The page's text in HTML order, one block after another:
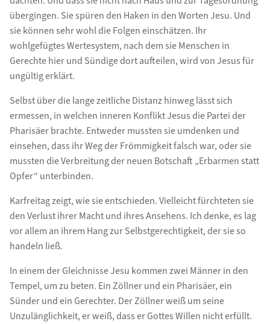
übergingen. Sie spüren den Haken in den Worten Jesu. Und
sie können sehr wohl die Folgen einschätzen. Ihr
wohlgefügtes Wertesystem, nach dem sie Menschen in
Gerechte hier und Sündige dort aufteilen, wird von Jesus für
ungültig erklärt.
Selbst über die lange zeitliche Distanz hinweg lässt sich
ermessen, in welchen inneren Konflikt Jesus die Partei der
Pharisäer brachte. Entweder mussten sie umdenken und
einsehen, dass ihr Weg der Frömmigkeit falsch war, oder sie
mussten die Verbreitung der neuen Botschaft „Erbarmen statt
Opfer“ unterbinden.
Karfreitag zeigt, wie sie entschieden. Vielleicht fürchteten sie
den Verlust ihrer Macht und ihres Ansehens. Ich denke, es lag
vor allem an ihrem Hang zur Selbstgerechtigkeit, der sie so
handeln ließ.
In einem der Gleichnisse Jesu kommen zwei Männer in den
Tempel, um zu beten. Ein Zöllner und ein Pharisäer, ein
Sünder und ein Gerechter. Der Zöllner weiß um seine
Unzulänglichkeit, er weiß, dass er Gottes Willen nicht erfüllt.